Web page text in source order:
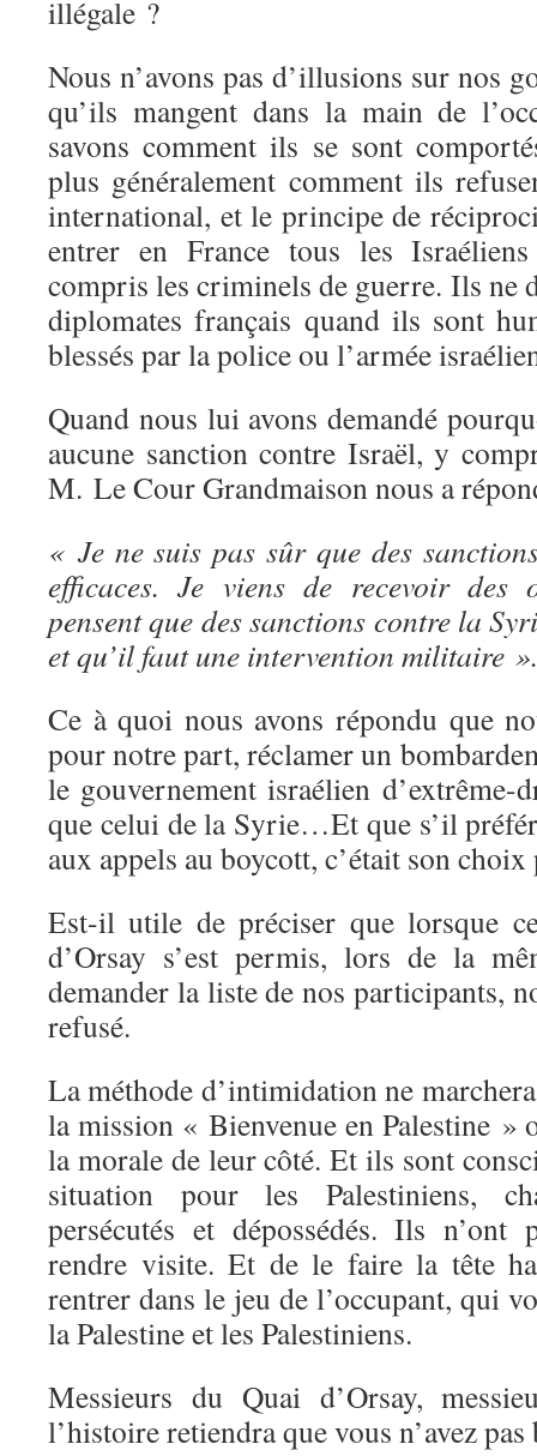
illégale ?
Nous n’avons pas d’illusions sur nos
qu’ils mangent dans la main de
savons comment ils se sont
plus généralement comment ils
international, et le principe de
entrer en France tous les
compris les criminels de guerre. Ils ne
diplomates français quand ils sont
blessés par la police ou l’armée
Quand nous lui avons demandé
aucune sanction contre Israël, y
M. Le Cour Grandmaison nous a
« Je ne suis pas sûr que des
efficaces. Je viens de recevoir des
pensent que des sanctions contre la
et qu’il faut une intervention militaire
Ce à quoi nous avons répondu que
pour notre part, réclamer un
le gouvernement israélien d’extrême-
que celui de la Syrie…Et que s’il
aux appels au boycott, c’était son choix
Est-il utile de préciser que lorsque
d’Orsay s’est permis, lors de la
demander la liste de nos participants,
refusé.
La méthode d’intimidation ne
la mission « Bienvenue en Palestine »
la morale de leur côté. Et ils sont
situation pour les Palestiniens,
persécutés et dépossédés. Ils n’ont
rendre visite. Et de le faire la tête
rentrer dans le jeu de l’occupant, qui
la Palestine et les Palestiniens.
Messieurs du Quai d’Orsay,
l’histoire retiendra que vous n’avez